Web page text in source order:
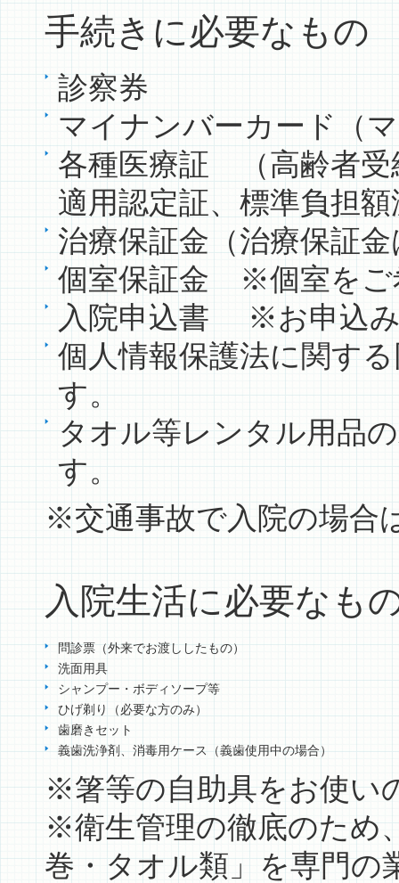
手続きに必要なもの
診察券
マイナンバーカード（
各種医療証 （高齢者受
適用認定証、標準負担
治療保証金（治療保証
個室保証金 ※個室をご
入院申込書 ※お申込み
個人情報保護法に関す
す。
タオル等レンタル用品
す。
※交通事故で入院の場合
入院生活に必要なも
問診票（外来でお渡ししたもの）
洗面用具
シャンプー・ボディソープ等
ひげ剃り（必要な方のみ）
歯磨きセット
義歯洗浄剤、消毒用ケース（義歯使用中の場合）
※箸等の自助具をお使い
※衛生管理の徹底のため
巻・タオル類」を専門の